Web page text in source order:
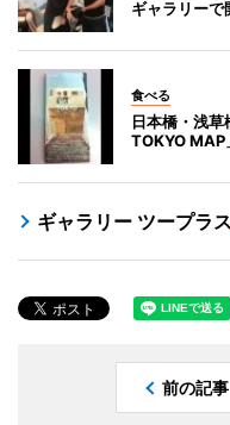
ギャラリーで
食べる
日本橋・浅
TOKYO MAP
ギャラリー ツープラス
前の記事